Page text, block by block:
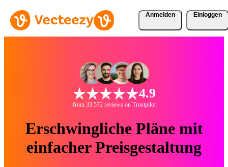
Anmelden Einloggen
4.9
from 33.572 reviews on Trustpilot
Erschwingliche Pläne mit
einfacher Preisgestaltung